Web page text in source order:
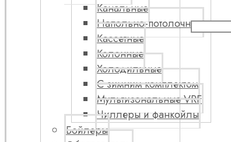
Канальные
Напольно-потолочные
Кассетные
Колонные
Холодильные
С зимним комплектом
Мультизональные VRF
Чиллеры и фанкойлы
Бойлеры